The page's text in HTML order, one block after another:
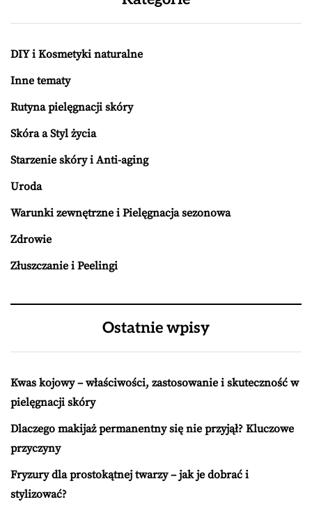
DIY i Kosmetyki naturalne
Inne tematy
Rutyna pielęgnacji skóry
Skóra a Styl życia
Starzenie skóry i Anti-aging
Uroda
Warunki zewnętrzne i Pielęgnacja sezonowa
Zdrowie
Złuszczanie i Peelingi
Ostatnie wpisy
Kwas kojowy – właściwości, zastosowanie i skuteczność w
pielęgnacji skóry
Dlaczego makijaż permanentny się nie przyjął? Kluczowe
przyczyny
Fryzury dla prostokątnej twarzy – jak je dobrać i
stylizować?